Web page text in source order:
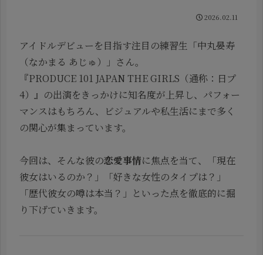
2026.02.11
アイドルデビューを目指す注目の練習生「中丸晏寿
（なかまる あじゅ）」さん。
『PRODUCE 101 JAPAN THE GIRLS（通称：日プ
4）』の出演をきっかけに知名度が上昇し、パフォー
マンスはもちろん、ビジュアルや私生活にまで多く
の関心が集まっています。
今回は、そんな彼の恋愛事情に焦点を当て、「現在
彼女はいるのか？」「好きな女性のタイプは？」
「歴代彼女の噂は本当？」といった点を徹底的に掘
り下げていきます。